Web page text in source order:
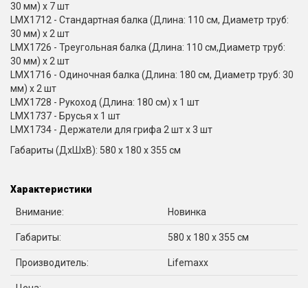
30 мм) х 7 шт
LMX1712 - Стандартная балка (Длина: 110 см, Диаметр труб:
30 мм) х 2 шт
LMX1726 - Треугольная балка (Длина: 110 см,Диаметр труб:
30 мм) х 2 шт
LMX1716 - Одиночная балка (Длина: 180 см, Диаметр труб: 30
мм) х 2 шт
LMX1728 - Рукоход (Длина: 180 см) х 1 шт
LMX1737 - Брусья х 1 шт
LMX1734 - Держатели для грифа 2 шт х 3 шт
Габариты (ДхШхВ): 580 х 180 х 355 см
Характеристики
Внимание: Новинка
Габариты: 580 х 180 х 355 см
Производитель: Lifemaxx